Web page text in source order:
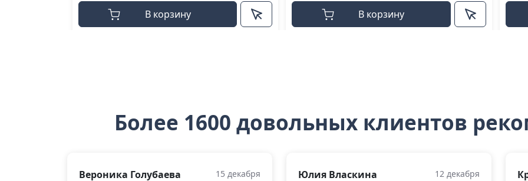
В корзину В корзину
Более 1600 довольных клиентов
Вероника Голубаева 15 декабря Юлия Власкина 12 декабря